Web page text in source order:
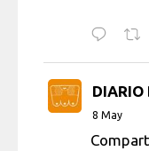
DIARIO
8 May